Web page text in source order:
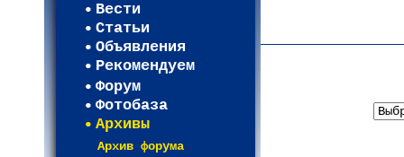
Вести
Статьи
Объявления
Рекомендуем
Форум
Фотобаза
Архивы
Архив форума